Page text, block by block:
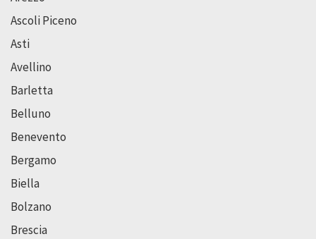
Ascoli Piceno
Asti
Avellino
Barletta
Belluno
Benevento
Bergamo
Biella
Bolzano
Brescia